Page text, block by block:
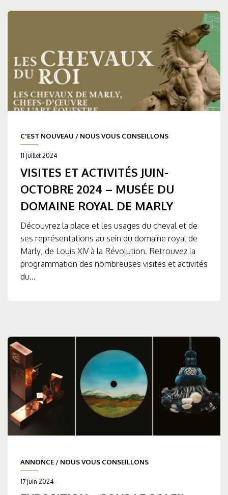
C'EST NOUVEAU / NOUS VOUS CONSEILLONS
11 juillet 2024
VISITES ET ACTIVITÉS JUIN-
OCTOBRE 2024 – MUSÉE DU
DOMAINE ROYAL DE MARLY
Découvrez la place et les usages du cheval et de
ses représentations au sein du domaine royal de
Marly, de Louis XIV à la Révolution. Retrouvez la
programmation des nombreuses visites et activités
du...
ANNONCE / NOUS VOUS CONSEILLONS
17 juin 2024